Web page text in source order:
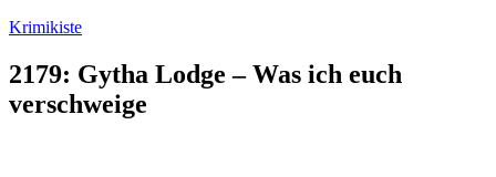
Zum
springen
Krimikiste
2179: Gytha Lodge – Was ich euch
verschweige